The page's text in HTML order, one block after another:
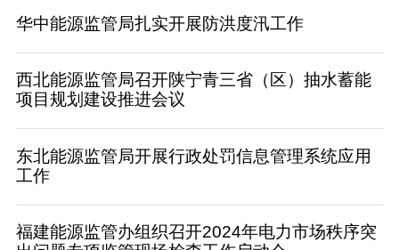
华中能源监管局扎实开展防洪度汛工作
西北能源监管局召开陕宁青三省（区）抽水蓄能
项目规划建设推进会议
东北能源监管局开展行政处罚信息管理系统应用
工作
福建能源监管办组织召开2024年电力市场秩序突